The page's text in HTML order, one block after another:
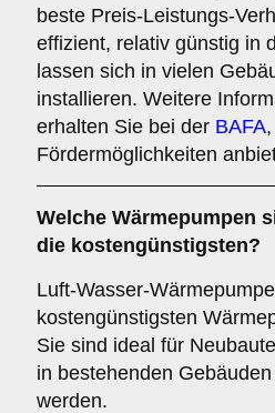
beste Preis-Leistungs-
effizient, relativ günstig in
lassen sich in vielen
installieren. Weitere
erhalten Sie bei der BAFA
Fördermöglichkeiten
Welche Wärmepumpen
die kostengünstigsten?
Luft-Wasser-
kostengünstigsten
Sie sind ideal für
in bestehenden
werden.